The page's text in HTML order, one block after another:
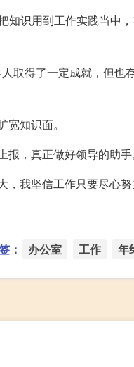
知识用到工作实践当中
取得了一定成就，但
知识面。
，真正做好领导的助手
我坚信工作只要尽心努
： 办公室 工作 年